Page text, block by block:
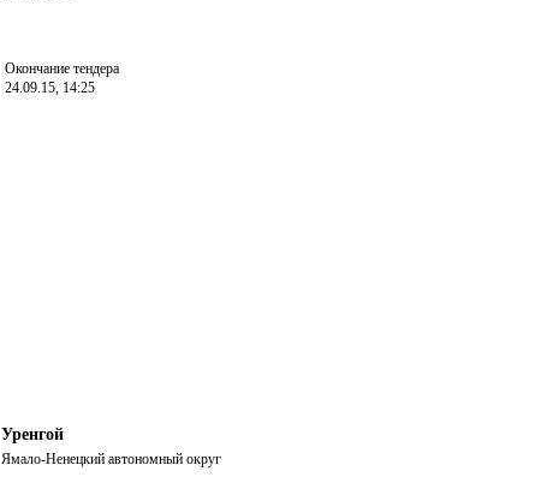
Окончание тендера
24.09.15, 14:25
Уренгой
Ямало-Ненецкий автономный округ